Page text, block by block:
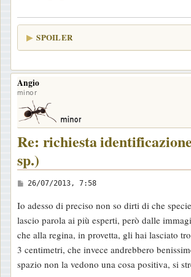
SPOILER
Angio
minor
Re: richiesta
sp.)
M
s
s
a
g
g
26/07/2013, 7:58
Io adesso di preciso non so dirti di che
lascio parola ai più esperti, però dalle
che alla regina, in provetta, gli hai lasciato
3 centimetri, che invece andrebbero
spazio non la vedono una cosa positiva, si